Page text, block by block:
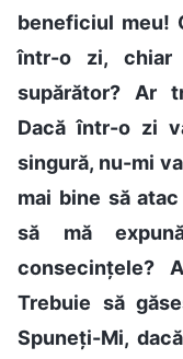
beneficiul meu!
într-o zi,
supărător? Ar
Dacă într-o zi
singură, nu-mi
mai bine să
să mă
consecințele?
Trebuie să
Spuneți-Mi,